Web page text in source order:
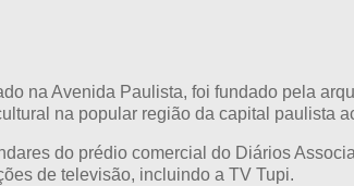
na Avenida Paulista, foi fundado pela
na popular região da capital paulista
do prédio comercial do Diários
de televisão, incluindo a TV Tupi.